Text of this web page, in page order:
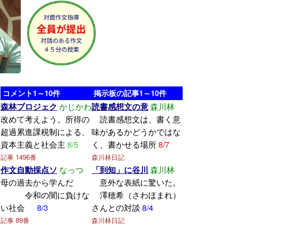
コメント1～10件
森林プロジェク かじかわ
改めて考えよう。所得の
超過累進課税制による、
資本主義と社会主 8/5
記事 1496番
作文自動採点ソ なっつ
母の過去から学んだ
令和の闇に負けな
い社会
8/3
記事 89番
掲示板の記事1～10件
読書感想文の意森川林
読書感想文は、書く意
味があるかどうかではな
く、書かせる場所8/7
森川林日記
「到知」に谷川 森川林
意外な表紙に驚いた。
澤穂希（さわほまれ）
さんとの対談 8/4
森川林日記